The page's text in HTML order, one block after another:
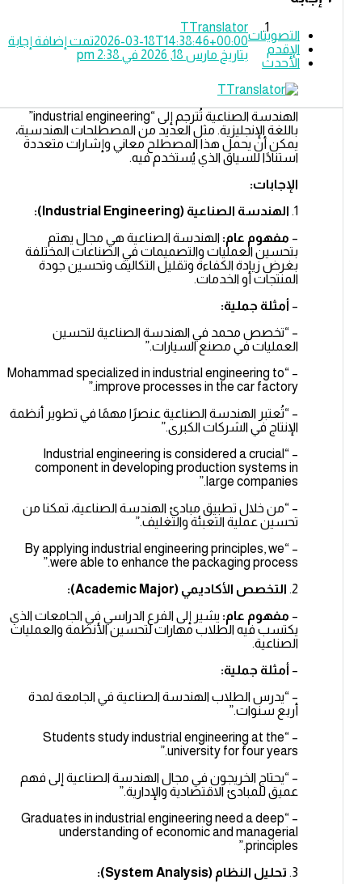
التصويتات
TTranslator
2026-03-18T14:38:46+00:00تمت إضافة إجابة
بتاريخ مارس 18, 2026 في 2:38 pm
الهندسة الصناعية تُترجم إلى “industrial engineering”
باللغة الإنجليزية. مثل العديد من المصطلحات الهندسية،
يمكن أن يحمل هذا المصطلح معاني وإشارات متعددة
استنادًا للسياق الذي يُستخدم فيه.
الهندسة الصناعية (Industrial Engineering):
مفهوم عام:الهندسة الصناعية هي مجال يهتم
بتحسين العمليات والتصميمات في الصناعات المختلفة
بغرض زيادة الكفاءة وتقليل التكاليف وتحسين جودة
المنتجات أو الخدمات.
أمثلة جملية:
– “تخصص محمد في الهندسة الصناعية لتحسين
العمليات في مصنع السيارات.”
– “Mohammad specialized in industrial engineering to
improve processes in the car factory.”
– “تُعتبر الهندسة الصناعية عنصرًا مهمًا في تطوير أنظمة
الإنتاج في الشركات الكبرى.”
– “Industrial engineering is considered a crucial
component in developing production systems in
large companies.”
– “من خلال تطبيق مبادئ الهندسة الصناعية، تمكنا من
تحسين عملية التعبئة والتغليف.”
– “By applying industrial engineering principles, we
were able to enhance the packaging process.”
التخصص الأكاديمي (Academic Major):
مفهوم عام:يشير إلى الفرع الدراسي في الجامعات الذي
يكتسب فيه الطلاب مهارات لتحسين الأنظمة والعمليات
أمثلة جملية:
– “يدرس الطلاب الهندسة الصناعية في الجامعة لمدة
أربع سنوات.”
– “Students study industrial engineering at the
university for four years.”
– “يحتاج الخريجون في مجال الهندسة الصناعية إلى فهم
عميق للمبادئ الاقتصادية والإدارية.”
– “Graduates in industrial engineering need a deep
understanding of economic and managerial
تحليل النظام (System Analysis):